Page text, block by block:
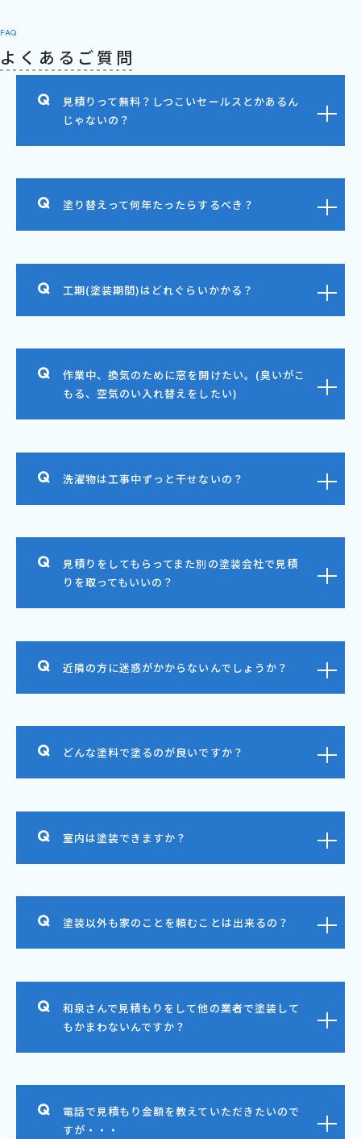
FAQ
よくあるご質問
見積りって無料？しつこいセールスとかあるん
じゃないの？
塗り替えって何年たったらするべき？
工期(塗装期間)はどれぐらいかかる？
作業中、換気のために窓を開けたい。(臭いがこ
もる、空気のい入れ替えをしたい)
洗濯物は工事中ずっと干せないの？
見積りをしてもらってまた別の塗装会社で見積
りを取ってもいいの？
近隣の方に迷惑がかからないんでしょうか？
どんな塗料で塗るのが良いですか？
室内は塗装できますか？
塗装以外も家のことを頼むことは出来るの？
和泉さんで見積もりをして他の業者で塗装して
もかまわないんですか？
電話で見積もり金額を教えていただきたいので
すが・・・